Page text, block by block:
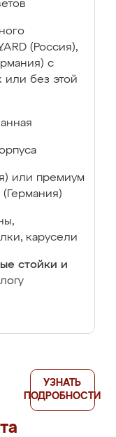
(Россия),
с
или без этой
или премиум
карусели
стойки и
УЗНАТЬ
ПОДРОБНОСТИ